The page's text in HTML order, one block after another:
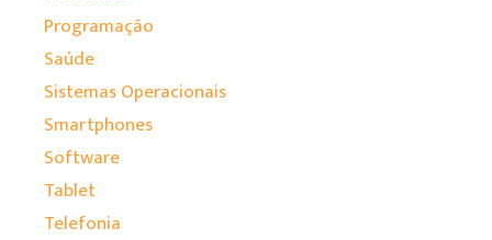
Programação
Saúde
Sistemas Operacionais
Smartphones
Software
Tablet
Telefonia